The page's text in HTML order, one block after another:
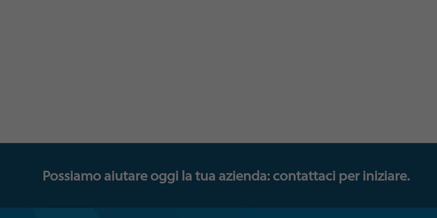
Possiamo aiutare oggi la tua azienda: contattaci per iniziare.